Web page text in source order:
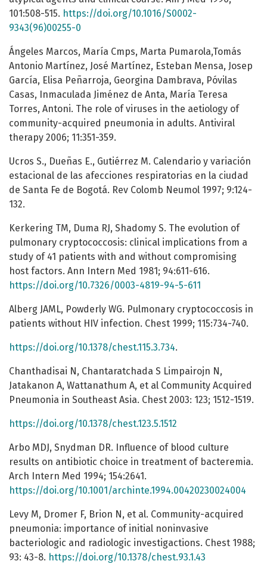
101:508-515. https://doi.org/10.1016/S0002-
9343(96)00255-0
Ángeles Marcos, María Cmps, Marta Pumarola,Tomás
Antonio Martínez, José Martínez, Esteban Mensa, Josep
García, Elisa Peñarroja, Georgina Dambrava, Póvilas
Casas, Inmaculada Jiménez de Anta, María Teresa
Torres, Antoni. The role of viruses in the aetiology of
community-acquired pneumonia in adults. Antiviral
therapy 2006; 11:351-359.
Ucros S., Dueñas E., Gutiérrez M. Calendario y variación
estacional de las afecciones respiratorias en la ciudad
de Santa Fe de Bogotá. Rev Colomb Neumol 1997; 9:124-
132.
Kerkering TM, Duma RJ, Shadomy S. The evolution of
pulmonary cryptococcosis: clinical implications from a
study of 41 patients with and without compromising
host factors. Ann Intern Med 1981; 94:611-616.
https://doi.org/10.7326/0003-4819-94-5-611
Alberg JAML, Powderly WG. Pulmonary cryptococcosis in
patients without HIV infection. Chest 1999; 115:734-740.
https://doi.org/10.1378/chest.115.3.734.
Chanthadisai N, Chantaratchada S Limpairojn N,
Jatakanon A, Wattanathum A, et al Community Acquired
Pneumonia in Southeast Asia. Chest 2003: 123; 1512-1519.
https://doi.org/10.1378/chest.123.5.1512
Arbo MDJ, Snydman DR. Influence of blood culture
results on antibiotic choice in treatment of bacteremia.
Arch Intern Med 1994; 154:2641.
https://doi.org/10.1001/archinte.1994.00420230024004
Levy M, Dromer F, Brion N, et al. Community-acquired
pneumonia: importance of initial noninvasive
bacteriologic and radiologic investigactions. Chest 1988;
93: 43-8. https://doi.org/10.1378/chest.93.1.43